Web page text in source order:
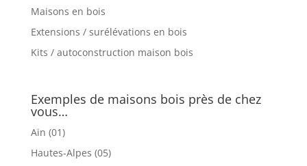
Maisons en bois
Extensions / surélévations en bois
Kits / autoconstruction maison bois
Exemples de maisons bois près de chez
vous…
Ain (01)
Hautes-Alpes (05)